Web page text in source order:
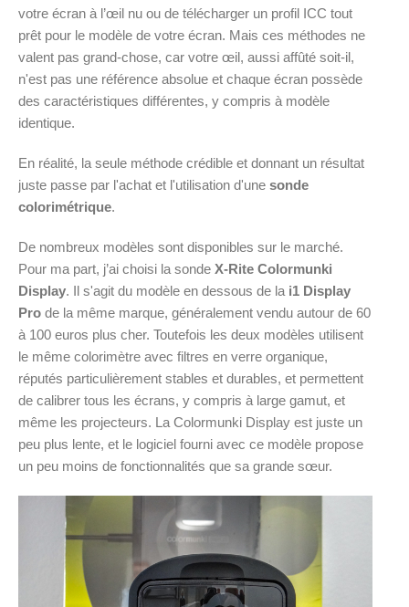
votre écran à l’œil nu ou de télécharger un profil ICC tout
prêt pour le modèle de votre écran. Mais ces méthodes ne
valent pas grand-chose, car votre œil, aussi affûté soit-il,
n'est pas une référence absolue et chaque écran possède
des caractéristiques différentes, y compris à modèle
identique.
En réalité, la seule méthode crédible et donnant un résultat
juste passe par l'achat et l'utilisation d'une sonde
colorimétrique.
De nombreux modèles sont disponibles sur le marché.
Pour ma part, j’ai choisi la sonde X-Rite Colormunki
Display. Il s'agit du modèle en dessous de la i1 Display
Pro de la même marque, généralement vendu autour de 60
à 100 euros plus cher. Toutefois les deux modèles utilisent
le même colorimètre avec filtres en verre organique,
réputés particulièrement stables et durables, et permettent
de calibrer tous les écrans, y compris à large gamut, et
même les projecteurs. La Colormunki Display est juste un
peu plus lente, et le logiciel fourni avec ce modèle propose
un peu moins de fonctionnalités que sa grande sœur.